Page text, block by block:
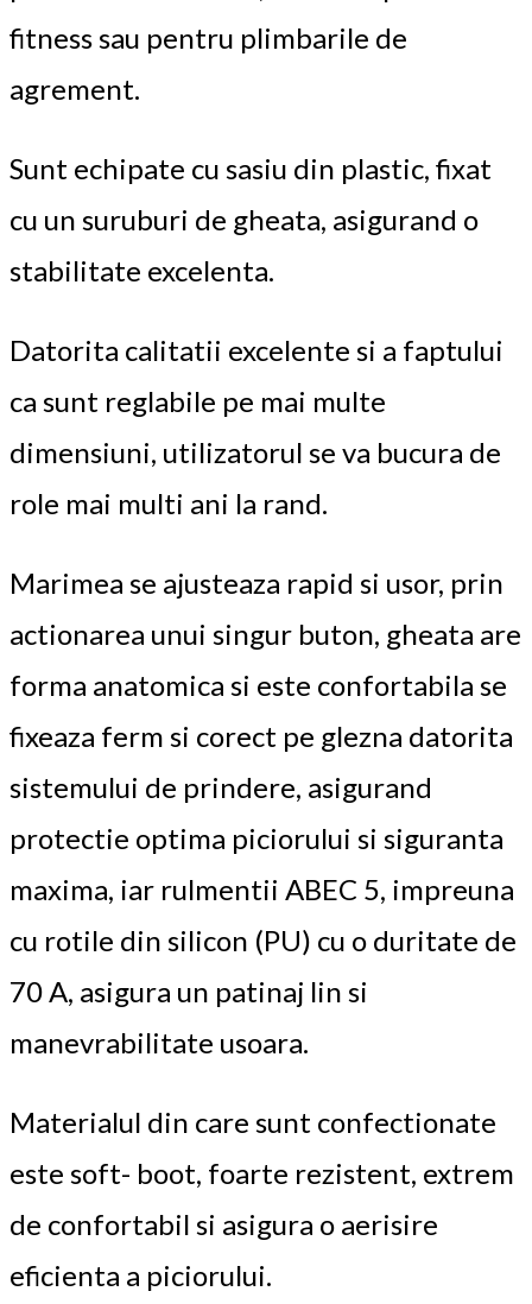
fitness sau pentru plimbarile de
agrement.
Sunt echipate cu sasiu din plastic, fixat
cu un suruburi de gheata, asigurand o
stabilitate excelenta.
Datorita calitatii excelente si a faptului
ca sunt reglabile pe mai multe
dimensiuni, utilizatorul se va bucura de
role mai multi ani la rand.
Marimea se ajusteaza rapid si usor, prin
actionarea unui singur buton, gheata are
forma anatomica si este confortabila se
fixeaza ferm si corect pe glezna datorita
sistemului de prindere, asigurand
protectie optima piciorului si siguranta
maxima, iar rulmentii ABEC 5, impreuna
cu rotile din silicon (PU) cu o duritate de
70 A, asigura un patinaj lin si
manevrabilitate usoara.
Materialul din care sunt confectionate
este soft- boot, foarte rezistent, extrem
de confortabil si asigura o aerisire
eficienta a piciorului.